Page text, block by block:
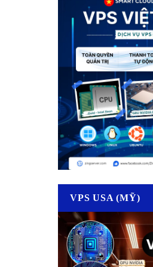
VPS USA (MỸ)